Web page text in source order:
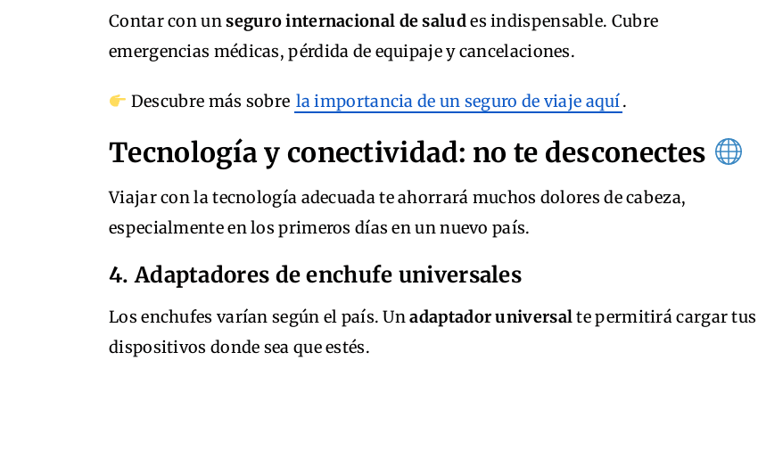
Contar con unseguro internacional de saludes indispensable. Cubre
emergencias médicas, pérdida de equipaje y cancelaciones.
Descubre más sobre la importancia de un seguro de viaje aquí.
Tecnología y conectividad: no te desconectes
Viajar con la tecnología adecuada te ahorrará muchos dolores de cabeza,
especialmente en los primeros días en un nuevo país.
4. Adaptadores de enchufe universales
Los enchufes varían según el país. Unadaptador universalte permitirá cargar tus
dispositivos donde sea que estés.